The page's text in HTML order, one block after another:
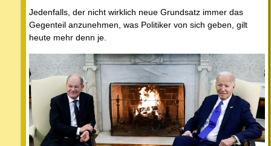
Jedenfalls, der nicht wirklich neue Grundsatz immer das
Gegenteil anzunehmen, was Politiker von sich geben, gilt
heute mehr denn je.